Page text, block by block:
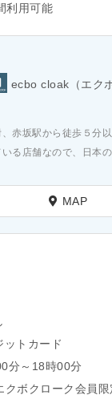
利用可能
ecbo cloak（エク
赤坂駅から徒歩５分
る店舗なので、日本
MAP
ットカード
分～18時00分
クボクローク会員限